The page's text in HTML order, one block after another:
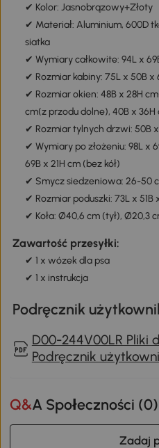
✔ Kolor: Jasnobrązowy+Złoty
✔ Materiał: Aluminium, 600D
siatka
✔ Wymiary całkowite: 94L x
✔ Rozmiar kabiny: 75L x 50B x
✔ Rozmiar okien: 48B x 28H
cm(z przodu dolne), 40B x
✔ Rozmiar tylnych drzwi: 50B
✔ Wymiary po złożeniu: 98L x
69B x 21H cm (bez kół)
✔ Smycz siedzeniowa: 26-50
✔ Rozmiar poduszki: 73L x 51B
✔ Koła: Ø40,6 cm (tył), Ø20,3
Zawartość przesyłki:
✔ 1 x wózek dla psa
✔ 1 x instrukcja
Podręcznik
D00-244V00LR Pliki
Podręcznik
Q&A Społeczności (0)
Zadaj